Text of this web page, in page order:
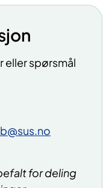
eller spørsmål
for deling